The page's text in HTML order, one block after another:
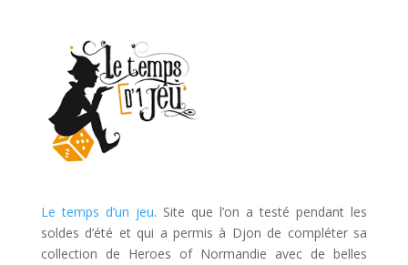
Le temps d’un jeu. Site que l’on a testé pendant les
soldes d’été et qui a permis à Djon de compléter sa
collection de Heroes of Normandie avec de belles